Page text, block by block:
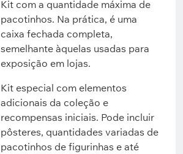
Kit com a quantidade máxima de
pacotinhos. Na prática, é uma
caixa fechada completa,
semelhante àquelas usadas para
exposição em lojas.
Kit especial com elementos
adicionais da coleção e
recompensas iniciais. Pode incluir
pôsteres, quantidades variadas de
pacotinhos de figurinhas e até